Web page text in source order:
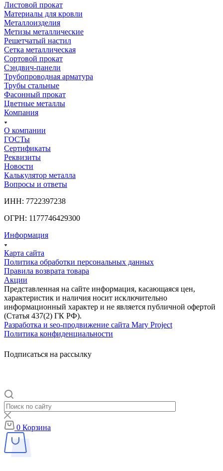
Листовой прокат
Материалы для кровли
Металлоизделия
Метизы металлические
Решетчатый настил
Сетка металлическая
Сортовой прокат
Сэндвич-панели
Трубопроводная арматура
Трубы стальные
Фасонный прокат
Цветные металлы
Компания
О компании
ГОСТы
Сертификаты
Реквизиты
Новости
Калькулятор металла
Вопросы и ответы
ИНН: 7722397238
ОГРН: 1177746429300
Информация
Карта сайта
Политика обработки персональных данных
Правила возврата товара
Акции
Представленная на сайте информация, касающаяся цен,
характеристик и наличия носит исключительно
информационный характер и не является публичной офертой
(Статья 437(2) ГК РФ).
Разработка и seo-продвижение сайта Mary Project
Политика конфиденциальности
Подписаться на рассылку
0 Корзина